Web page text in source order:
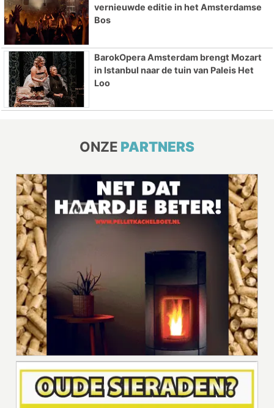
vernieuwde editie in het Amsterdamse
Bos
BarokOpera Amsterdam brengt Mozart
in Istanbul naar de tuin van Paleis Het
Loo
ONZE PARTNERS